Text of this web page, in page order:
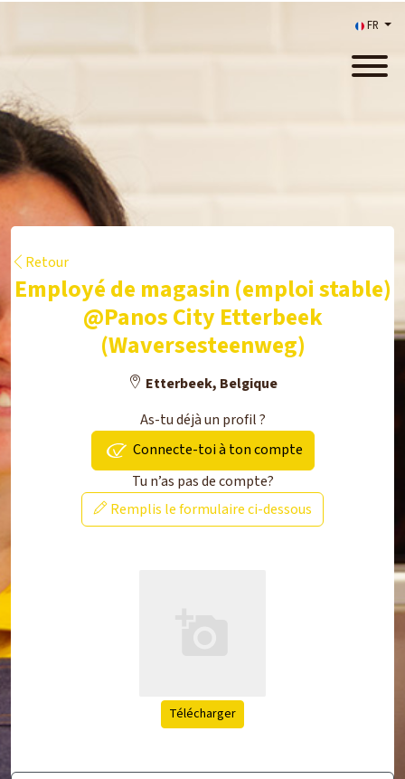
FR
Retour
Employé de magasin (emploi stable)
@Panos City Etterbeek
(Waversesteenweg)
Etterbeek, Belgique
As-tu déjà un profil ?
Connecte-toi à ton compte
Tu n’as pas de compte?
Remplis le formulaire ci-dessous
Télécharger